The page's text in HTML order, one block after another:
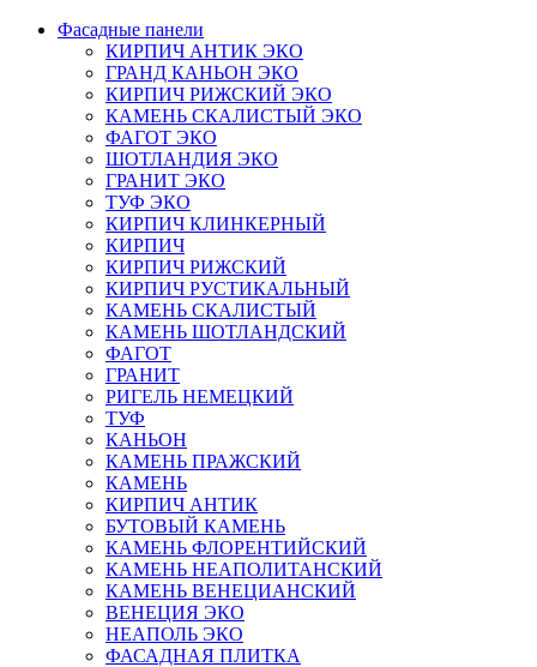
Фасадные панели
КИРПИЧ АНТИК ЭКО
ГРАНД КАНЬОН ЭКО
КИРПИЧ РИЖСКИЙ ЭКО
КАМЕНЬ СКАЛИСТЫЙ ЭКО
ФАГОТ ЭКО
ШОТЛАНДИЯ ЭКО
ГРАНИТ ЭКО
ТУФ ЭКО
КИРПИЧ КЛИНКЕРНЫЙ
КИРПИЧ
КИРПИЧ РИЖСКИЙ
КИРПИЧ РУСТИКАЛЬНЫЙ
КАМЕНЬ СКАЛИСТЫЙ
КАМЕНЬ ШОТЛАНДСКИЙ
ФАГОТ
ГРАНИТ
РИГЕЛЬ НЕМЕЦКИЙ
ТУФ
КАНЬОН
КАМЕНЬ ПРАЖСКИЙ
КАМЕНЬ
КИРПИЧ АНТИК
БУТОВЫЙ КАМЕНЬ
КАМЕНЬ ФЛОРЕНТИЙСКИЙ
КАМЕНЬ НЕАПОЛИТАНСКИЙ
КАМЕНЬ ВЕНЕЦИАНСКИЙ
ВЕНЕЦИЯ ЭКО
НЕАПОЛЬ ЭКО
ФАСАДНАЯ ПЛИТКА